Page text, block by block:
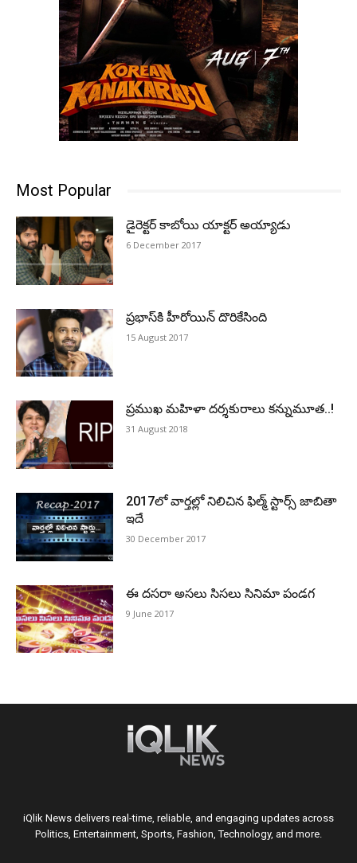
Most Popular
డైరెక్టర్‌ కాబోయి యాక్టర్‌ అయ్యాడు
6 December 2017
ప్ర‌భాస్‌కి హీరోయిన్ దొరికేసింది
15 August 2017
ప్రముఖ మహిళా దర్శకురాలు కన్నుమూత..!
31 August 2018
2017లో వార్తల్లో నిలిచిన ఫిల్మ్ స్టార్స్ జాబితా
ఇదే
30 December 2017
ఈ దసరా అసలు సిసలు సినిమా పండగ
9 June 2017
iQlik News delivers real-time, reliable, and engaging updates across
Politics, Entertainment, Sports, Fashion, Technology, and more.